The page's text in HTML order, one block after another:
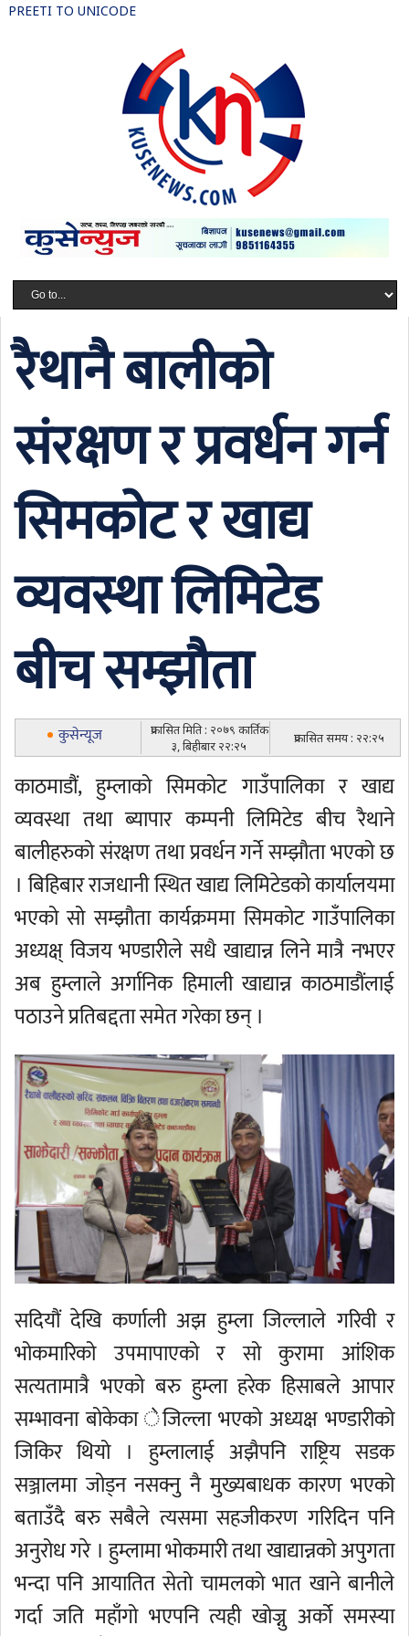
PREETI TO UNICODE
रैथानै बालीको
संरक्षण र प्रवर्धन गर्न
सिमकोट र खाद्य
व्यवस्था लिमिटेड
बीच सम्झौता
कुसेन्यूज
प्रकासित मिति : २०७९ कार्तिक
३, बिहीबार २२:२५
प्रकासित समय : २२:२५
काठमाडौं, हुम्लाको सिमकोट गाउँपालिका र खाद्य
व्यवस्था तथा ब्यापार कम्पनी लिमिटेड बीच रैथाने
बालीहरुको संरक्षण तथा प्रवर्धन गर्ने सम्झौता भएको छ
। बिहिबार राजधानी स्थित खाद्य लिमिटेडको कार्यालयमा
भएको सो सम्झौता कार्यक्रममा सिमकोट गाउँपालिका
अध्यक्ष् विजय भण्डारीले सधै खाद्यान्न लिने मात्रै नभएर
अब हुम्लाले अर्गानिक हिमाली खाद्यान्न काठमाडौंलाई
पठाउने प्रतिबद्दता समेत गरेका छन् ।
सदियौं देखि कर्णाली अझ हुम्ला जिल्लाले गरिवी र
भोकमारिको उपमापाएको र सो कुरामा आंशिक
सत्यतामात्रै भएको बरु हुम्ला हरेक हिसाबले आपार
सम्भावना बोकेका ेजिल्ला भएको अध्यक्ष भण्डारीको
जिकिर थियो । हुम्लालाई अझैपनि राष्ट्रिय सडक
सञ्जालमा जोड्न नसक्नु नै मुख्यबाधक कारण भएको
बताउँदै बरु सबैले त्यसमा सहजीकरण गरिदिन पनि
अनुरोध गरे । हुम्लामा भोकमारी तथा खाद्यान्नको अपुगता
भन्दा पनि आयातित सेतो चामलको भात खाने बानीले
गर्दा जति महाँगो भएपनि त्यही खोज्नु अर्को समस्या